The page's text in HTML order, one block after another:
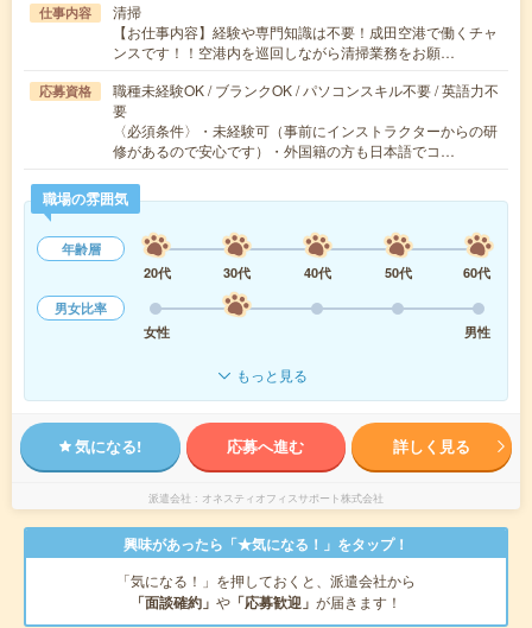
仕事内容
清掃
【お仕事内容】経験や専門知識は不要！成田空港で働くチャ
ンスです！！空港内を巡回しながら清掃業務をお願…
応募資格
職種未経験OK / ブランクOK / パソコンスキル不要 / 英語力不
要
〈必須条件〉・未経験可（事前にインストラクターからの研
修があるので安心です）・外国籍の方も日本語でコ…
職場の雰囲気
年齢層
20代
30代 40代 50代
60代
男女比率
女性
男性
もっと見る
気になる! 応募へ進む 詳しく見る
派遣会社 オネスティオフィスサポート株式会社
興味があったら「★気になる！」をタップ！
「気になる！」を押しておくと、派遣会社から
「面談確約」 や 「応募歓迎」 が届きます！